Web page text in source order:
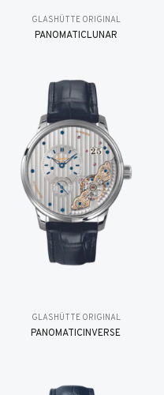
GLASHÜTTE ORIGINAL
PANOMATICLUNAR
GLASHÜTTE ORIGINAL
PANOMATICINVERSE